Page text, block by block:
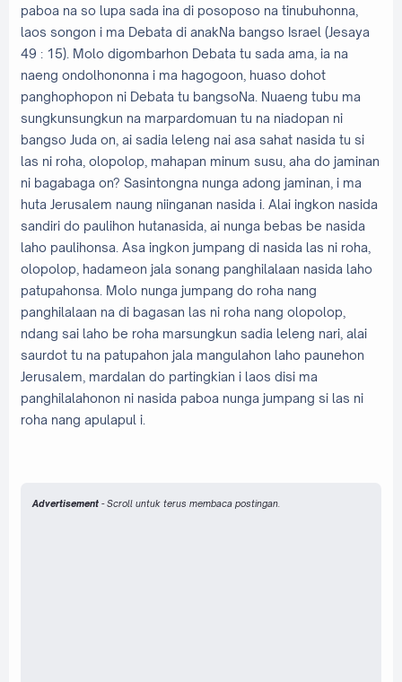
paboa na so lupa sada ina di posoposo na tinubuhonna,
laos songon i ma Debata di anakNa bangso Israel (Jesaya
49 : 15). Molo digombarhon Debata tu sada ama, ia na
naeng ondolhononna i ma hagogoon, huaso dohot
panghophopon ni Debata tu bangsoNa. Nuaeng tubu ma
sungkunsungkun na marpardomuan tu na niadopan ni
bangso Juda on, ai sadia leleng nai asa sahat nasida tu si
las ni roha, olopolop, mahapan minum susu, aha do jaminan
ni bagabaga on? Sasintongna nunga adong jaminan, i ma
huta Jerusalem naung niinganan nasida i. Alai ingkon nasida
sandiri do paulihon hutanasida, ai nunga bebas be nasida
laho paulihonsa. Asa ingkon jumpang di nasida las ni roha,
olopolop, hadameon jala sonang panghilalaan nasida laho
patupahonsa. Molo nunga jumpang do roha nang
panghilalaan na di bagasan las ni roha nang olopolop,
ndang sai laho be roha marsungkun sadia leleng nari, alai
saurdot tu na patupahon jala mangulahon laho paunehon
Jerusalem, mardalan do partingkian i laos disi ma
panghilalahonon ni nasida paboa nunga jumpang si las ni
roha nang apulapul i.
Advertisement - Scroll untuk terus membaca postingan.